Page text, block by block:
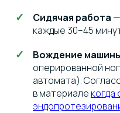
Сидячая работа
каждые 30–45
Вождение
оперированной
автомата).
в материале когда